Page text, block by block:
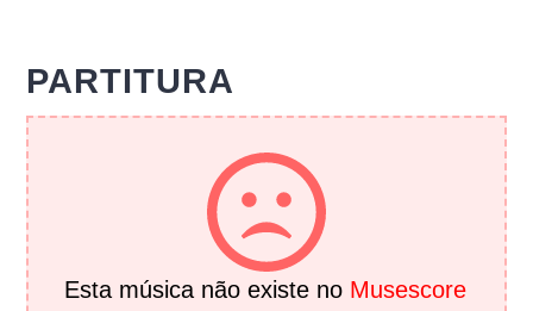
PARTITURA
Esta música não existe no Musescore